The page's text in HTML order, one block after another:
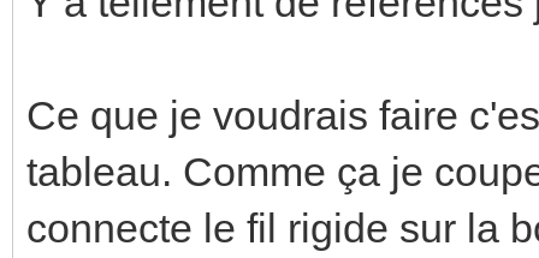
Ce que je voudrais faire
tableau. Comme ça je
connecte le fil rigide sur la